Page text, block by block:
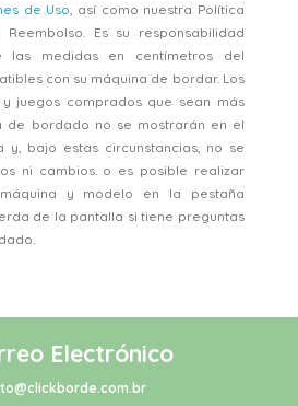
de Uso, así como nuestra Política
Es su responsabilidad
las medidas en centímetros del
con su máquina de bordar. Los
juegos comprados que sean más
de bordado no se mostrarán en el
y, bajo estas circunstancias, no se
ni cambios. o es posible realizar
y modelo en la pestaña
de la pantalla si tiene preguntas
Electrónico